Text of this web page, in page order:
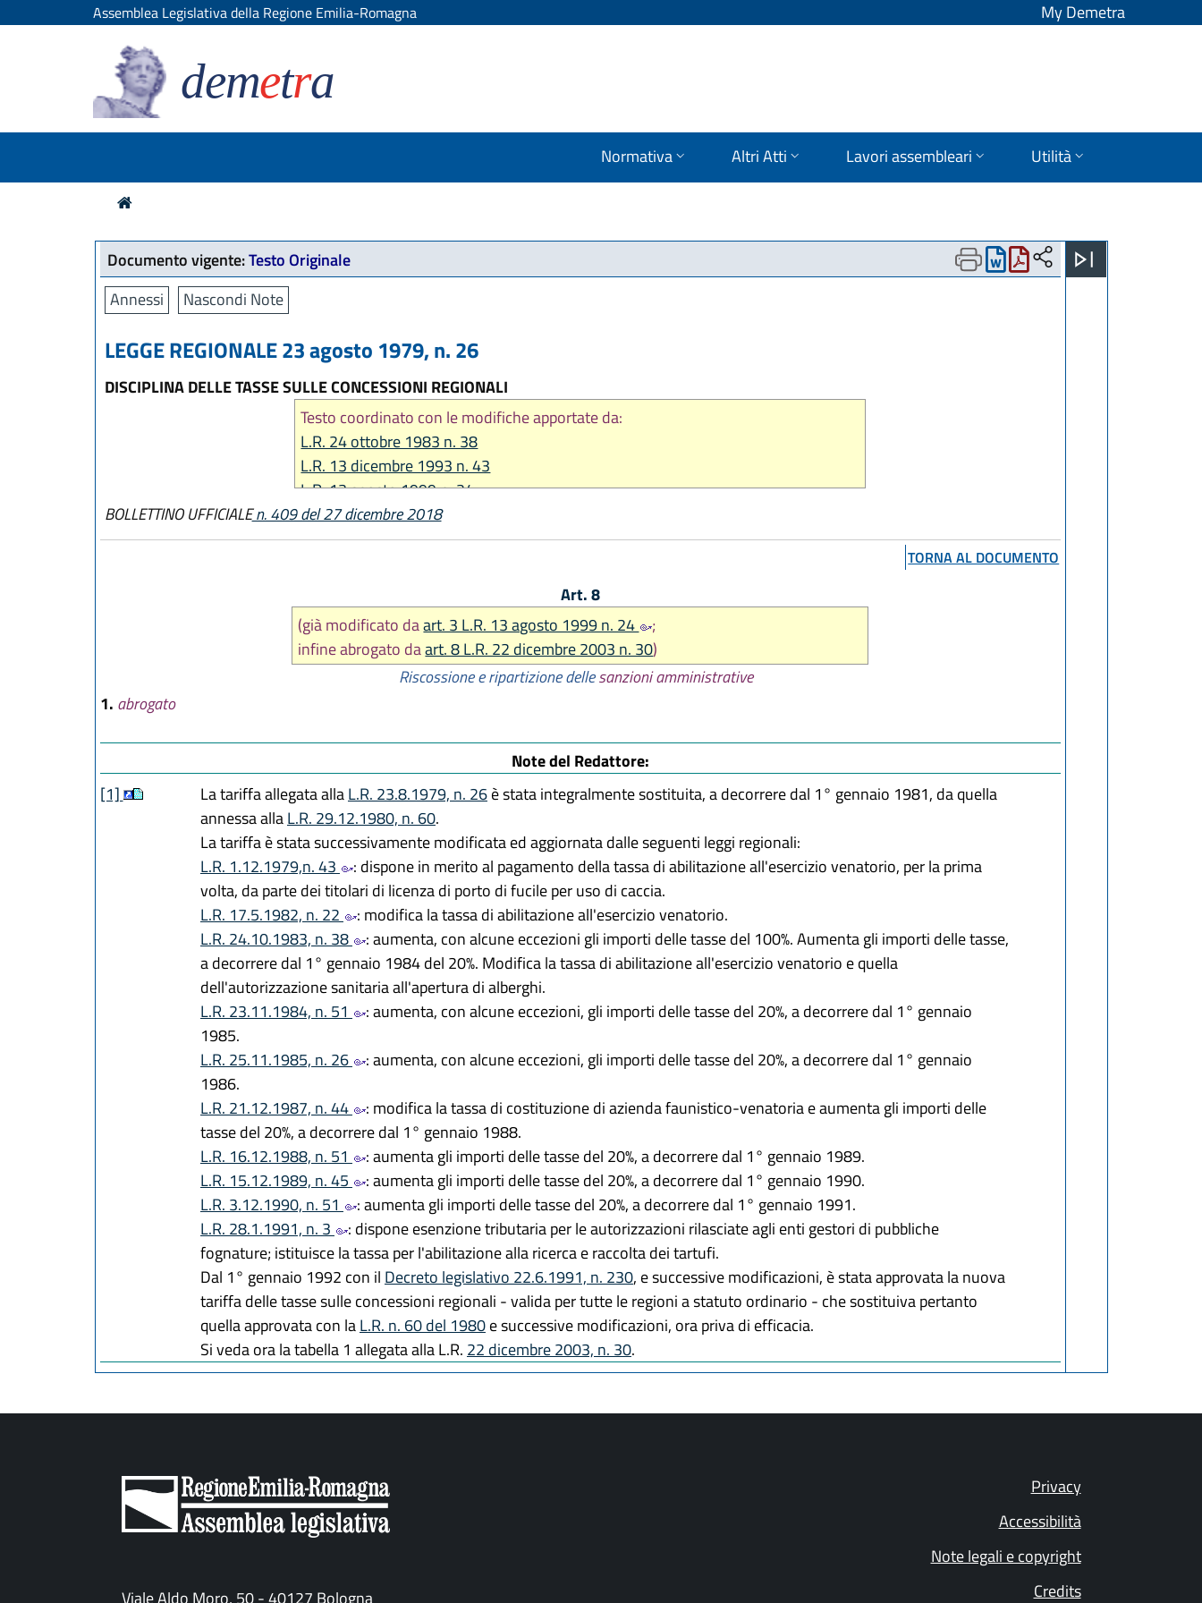
Assemblea Legislativa della Regione Emilia-Romagna My Demetra
demetra
Normativa Altri Atti Lavori assembleari Utilità
Documento vigente:Testo Originale
Annessi
Nascondi Note
LEGGE REGIONALE 23 agosto 1979, n. 26
DISCIPLINA DELLE TASSE SULLE CONCESSIONI REGIONALI
Testo coordinato con le modifiche apportate da:
L.R. 24 ottobre 1983 n. 38
L.R. 13 dicembre 1993 n. 43
L.R. 13 agosto 1999 n. 24
L.R. 22 dicembre 2003 n. 30
L.R. 27 dicembre 2018, n. 24
BOLLETTINO UFFICIALEn. 409 del 27 dicembre 2018
TORNA AL DOCUMENTO
Art. 8
(già modificato daart. 3 L.R. 13 agosto 1999 n. 24
;
infine abrogato daart. 8 L.R. 22 dicembre 2003 n. 30)
Riscossione e ripartizione dellesanzioni amministrative
1. abrogato
Note del Redattore:
[1]
La tariffa allegata allaL.R. 23.8.1979, n. 26è stata integralmente sostituita, a decorrere dal 1° gennaio 1981, da quella
annessa allaL.R. 29.12.1980, n. 60.
La tariffa è stata successivamente modificata ed aggiornata dalle seguenti leggi regionali:
L.R. 1.12.1979,n. 43
: dispone in merito al pagamento della tassa di abilitazione all'esercizio venatorio, per la prima
volta, da parte dei titolari di licenza di porto di fucile per uso di caccia.
L.R. 17.5.1982, n. 22
: modifica la tassa di abilitazione all'esercizio venatorio.
L.R. 24.10.1983, n. 38
: aumenta, con alcune eccezioni gli importi delle tasse del 100%. Aumenta gli importi delle tasse,
a decorrere dal 1° gennaio 1984 del 20%. Modifica la tassa di abilitazione all'esercizio venatorio e quella
dell'autorizzazione sanitaria all'apertura di alberghi.
L.R. 23.11.1984, n. 51
: aumenta, con alcune eccezioni, gli importi delle tasse del 20%, a decorrere dal 1° gennaio
1985.
L.R. 25.11.1985, n. 26
: aumenta, con alcune eccezioni, gli importi delle tasse del 20%, a decorrere dal 1° gennaio
1986.
L.R. 21.12.1987, n. 44
: modifica la tassa di costituzione di azienda faunistico-venatoria e aumenta gli importi delle
tasse del 20%, a decorrere dal 1° gennaio 1988.
L.R. 16.12.1988, n. 51
: aumenta gli importi delle tasse del 20%, a decorrere dal 1° gennaio 1989.
L.R. 15.12.1989, n. 45
: aumenta gli importi delle tasse del 20%, a decorrere dal 1° gennaio 1990.
L.R. 3.12.1990, n. 51
: aumenta gli importi delle tasse del 20%, a decorrere dal 1° gennaio 1991.
L.R. 28.1.1991, n. 3
: dispone esenzione tributaria per le autorizzazioni rilasciate agli enti gestori di pubbliche
fognature; istituisce la tassa per l'abilitazione alla ricerca e raccolta dei tartufi.
Dal 1° gennaio 1992 con il Decreto legislativo 22.6.1991, n. 230, e successive modificazioni, è stata approvata la nuova
tariffa delle tasse sulle concessioni regionali - valida per tutte le regioni a statuto ordinario - che sostituiva pertanto
quella approvata con laL.R. n. 60 del 1980e successive modificazioni, ora priva di efficacia.
Si veda ora la tabella 1 allegata alla L.R. 22 dicembre 2003, n. 30.
Viale Aldo Moro, 50 - 40127 Bologna
Privacy
Accessibilità
Note legali e copyright
Credits